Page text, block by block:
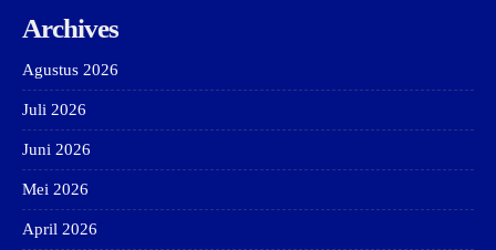
Archives
Agustus 2026
Juli 2026
Juni 2026
Mei 2026
April 2026